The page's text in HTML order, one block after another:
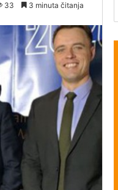
33 3 minuta čitanja